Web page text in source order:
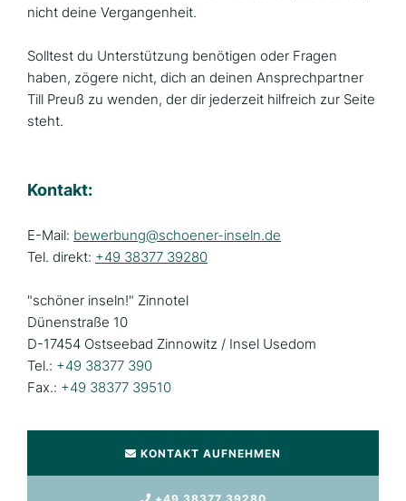
nicht deine Vergangenheit.
Solltest du Unterstützung benötigen oder Fragen
haben, zögere nicht, dich an deinen Ansprechpartner
Till Preuß zu wenden, der dir jederzeit hilfreich zur Seite
steht.
Kontakt:
E-Mail: bewerbung@schoener-inseln.de
Tel. direkt: +49 38377 39280
"schöner inseln!" Zinnotel
Dünenstraße 10
D-17454 Ostseebad Zinnowitz / Insel Usedom
Tel.: +49 38377 390
Fax.: +49 38377 39510
KONTAKT AUFNEHMEN